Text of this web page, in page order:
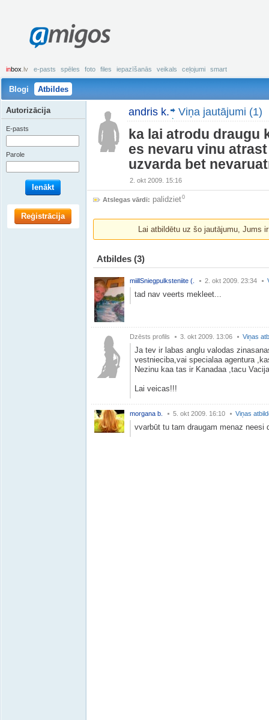
amigos
inbox .lv e-pasts spēles foto files iepazīšanās veikals ceļojumi smart
Blogi Atbildes
andris k. Viņa jautājumi (1)
ka lai atrodu draugu
es nevaru vinu
uzvarda bet
2. okt 2009. 15:16
Atslegas vārdi: palidziet0
Lai atbildētu uz šo jautājumu, Jums
Atbildes (3)
miillSniegpulksteniite (. 2. okt 2009. 23:34
tad nav veerts mekleet...
Dzēsts profils 3. okt 2009. 13:06 Viņas
Ja tev ir labas anglu valodas
vestnieciba,vai specialaa agentura
Nezinu kaa tas ir Kanadaa ,tacu
Lai veicas!!!
morgana b. 5. okt 2009. 16:10 Viņas
vvarbūt tu tam draugam menaz neesi
Autorizācija
E-pasts
Parole
Ienākt
Reģistrācija